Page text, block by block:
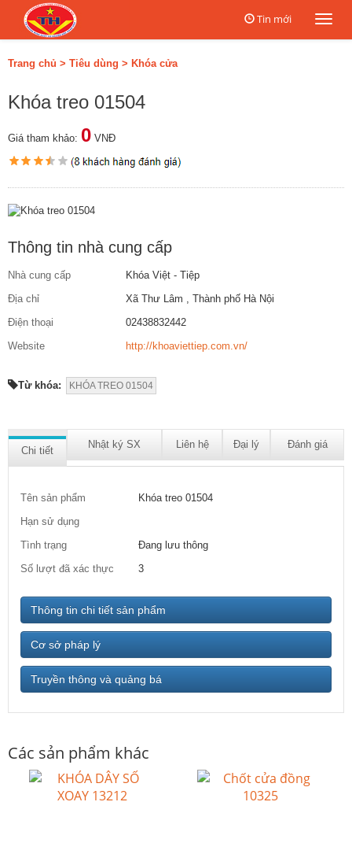
Tin mới
Trang chủ > Tiêu dùng > Khóa cửa
Khóa treo 01504
Giá tham khảo: 0 VNĐ
Thông tin nhà cung cấp
Nhà cung cấp
Khóa Việt - Tiệp
Địa chỉ
Xã Thư Lâm , Thành phố Hà Nội
Điện thoại
02438832442
Website
http://khoaviettiep.com.vn/
Từ khóa: KHÓA TREO 01504
Chi tiết
Nhật ký SX Liên hệ Đại lý Đánh giá
Tên sản phẩm
Khóa treo 01504
Hạn sử dụng
Tình trạng
Đang lưu thông
Số lượt đã xác thực
3
Thông tin chi tiết sản phẩm
Cơ sở pháp lý
Truyền thông và quảng bá
Các sản phẩm khác